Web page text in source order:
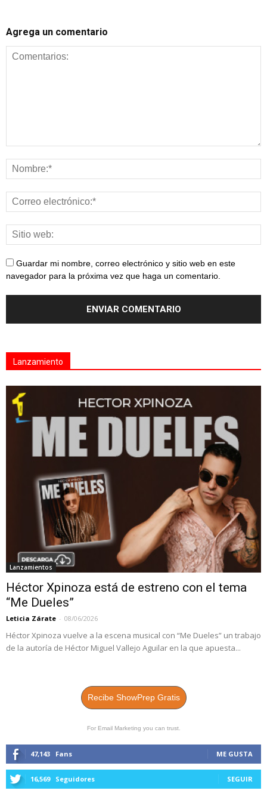
Agrega un comentario
Guardar mi nombre, correo electrónico y sitio web en este
navegador para la próxima vez que haga un comentario.
Lanzamiento
Lanzamientos
Héctor Xpinoza está de estreno con el tema
“Me Dueles”
Leticia Zárate - 08/06/2026
Héctor Xpinoza vuelve a la escena musical con “Me Dueles” un trabajo
de la autoría de Héctor Miguel Vallejo Aguilar en la que apuesta...
Recibe ShowPrep Gratis
For Email Marketing you can trust.
47,143 Fans ME GUSTA
16,569 Seguidores SEGUIR